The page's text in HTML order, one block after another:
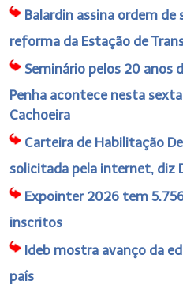
Balardin assina ordem de
reforma da Estação de
Seminário pelos 20 anos
Penha acontece nesta
Cachoeira
Carteira de Habilitação
solicitada pela internet, diz
Expointer 2026 tem
inscritos
Ideb mostra avanço da
país